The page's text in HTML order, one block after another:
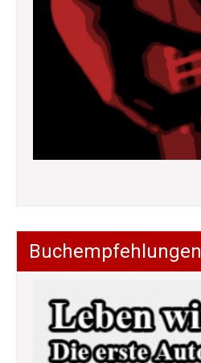
Buchempfehlungen